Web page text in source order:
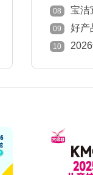
08 宝洁
09
好产
中国孕婴
10